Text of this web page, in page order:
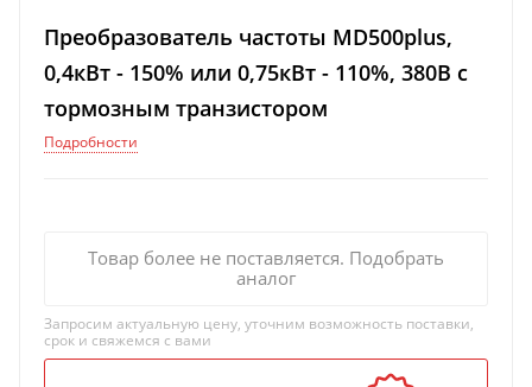
Преобразователь частоты MD500plus,
0,4кВт - 150% или 0,75кВт - 110%, 380В с
тормозным транзистором
Подробности
Товар более не поставляется. Подобрать
аналог
Запросим актуальную цену, уточним возможность поставки,
срок и свяжемся с вами